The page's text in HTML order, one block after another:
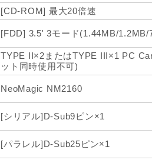
[CD-ROM] 最大20倍速
[FDD] 3.5' 3モード(1.44MB/1.2MB/
TYPE II×2またはTYPE III×1 PC
ット同時使用不可)
NeoMagic NM2160
[シリアル]D-Sub9ピン×1
[パラレル]D-Sub25ピン×1